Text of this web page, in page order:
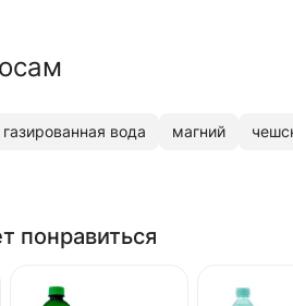
газированная вода магний
понравиться